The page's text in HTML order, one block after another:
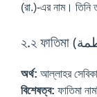
(রা.)-এর নাম। তিনি
অর্থ: আল্লাহর সেবিকা
বিশেষত্ব: ফাতিমা